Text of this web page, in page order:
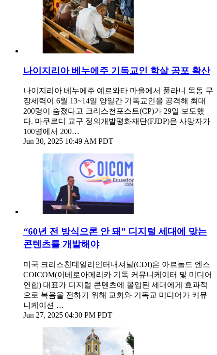
나이지리아 베누에주 기독교인 학살 공포 확산
나이지리아 베누에주 예르와타 마을에서 풀라니 목동 무
장세력이 6월 13~14일 양일간 기독교인을 공격해 최대
200명이 숨졌다고 크리스천포스트(CP)가 29일 보도했
다. 마쿠르디 교구 정의개발평화재단(FJDP)은 사망자가
100명에서 200…
Jun 30, 2025 10:49 AM PDT
“60년 전 방식으론 안 돼” 디지털 세대에 맞는
콘텐츠를 개발해야
미국 크리스천데일리인터내셔널(CDI)은 아르놀드 엔스
COICOM(이베로아메리카 기독 커뮤니케이터 및 미디어
연합) 대표가 디지털 콘텐츠에 몰입된 세대에게 효과적
으로 복음을 전하기 위해 교회와 기독교 미디어가 커뮤
니케이션 …
Jun 27, 2025 04:30 PM PDT